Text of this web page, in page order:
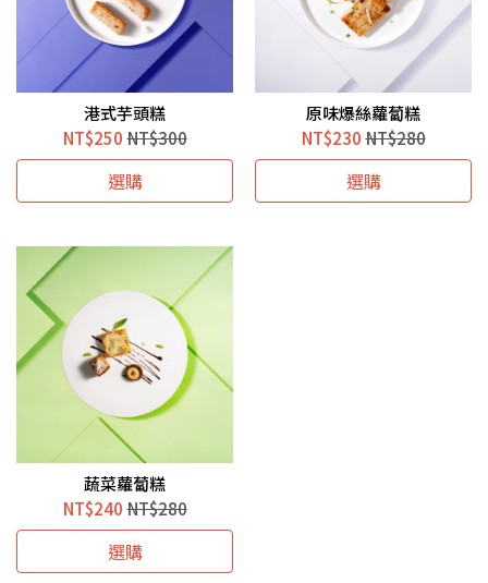
港式芋頭糕
NT$250 NT$300
選購
原味爆絲蘿蔔糕
NT$230 NT$280
選購
蔬菜蘿蔔糕
NT$240 NT$280
選購